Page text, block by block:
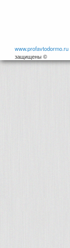
www.profavtodormo.ru
защищены ©